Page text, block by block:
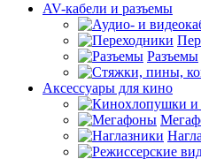
AV-кабели и разъемы
Разъемы
Аксессуары для кино